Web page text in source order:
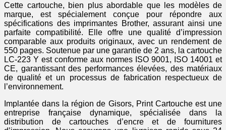
Cette cartouche, bien plus abordable que les modèles de
marque, est spécialement conçue pour répondre aux
spécifications des imprimantes Brother, assurant ainsi une
parfaite compatibilité. Elle offre une qualité d’impression
comparable aux produits originaux, avec un rendement de
550 pages. Soutenue par une garantie de 2 ans, la cartouche
LC-223 Y est conforme aux normes ISO 9001, ISO 14001 et
CE, garantissant des performances élevées, des matériaux
de qualité et un processus de fabrication respectueux de
l’environnement.
Implantée dans la région de Gisors, Print Cartouche est une
entreprise française dynamique, spécialisée dans la
distribution de cartouches d’encre et de fournitures